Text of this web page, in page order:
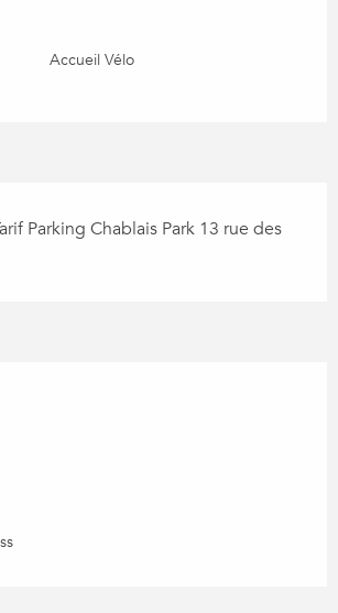
Accueil Vélo
Parking Chablais Park 13 rue des